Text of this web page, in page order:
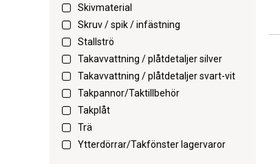
Skivmaterial
Skruv / spik / infästning
Stallströ
Takavvattning / plåtdetaljer silver
Takavvattning / plåtdetaljer svart-vit
Takpannor/Taktillbehör
Takplåt
Trä
Ytterdörrar/Takfönster lagervaror